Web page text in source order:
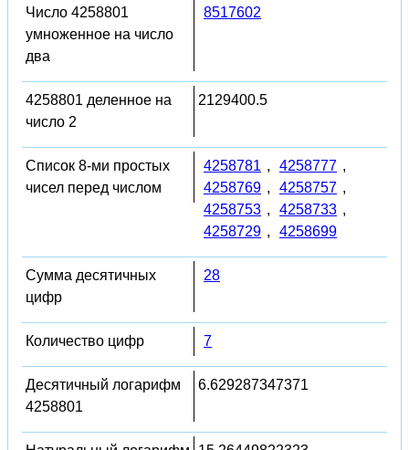
Число 4258801
умноженное на число
два
8517602
4258801 деленное на
число 2
2129400.5
Список 8-ми простых
чисел перед числом
4258781 , 4258777 ,
4258769 , 4258757 ,
4258753 , 4258733 ,
4258729 , 4258699
Сумма десятичных
цифр
28
Количество цифр 7
Десятичный логарифм
4258801
6.629287347371